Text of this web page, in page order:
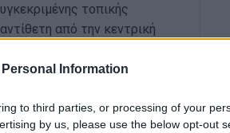
Information
to third parties, or processing of your
by us, please use the below opt-out
τοπικής
από την κεντρική
παρατάξεων του
εκλογών, έναν έντιμο και